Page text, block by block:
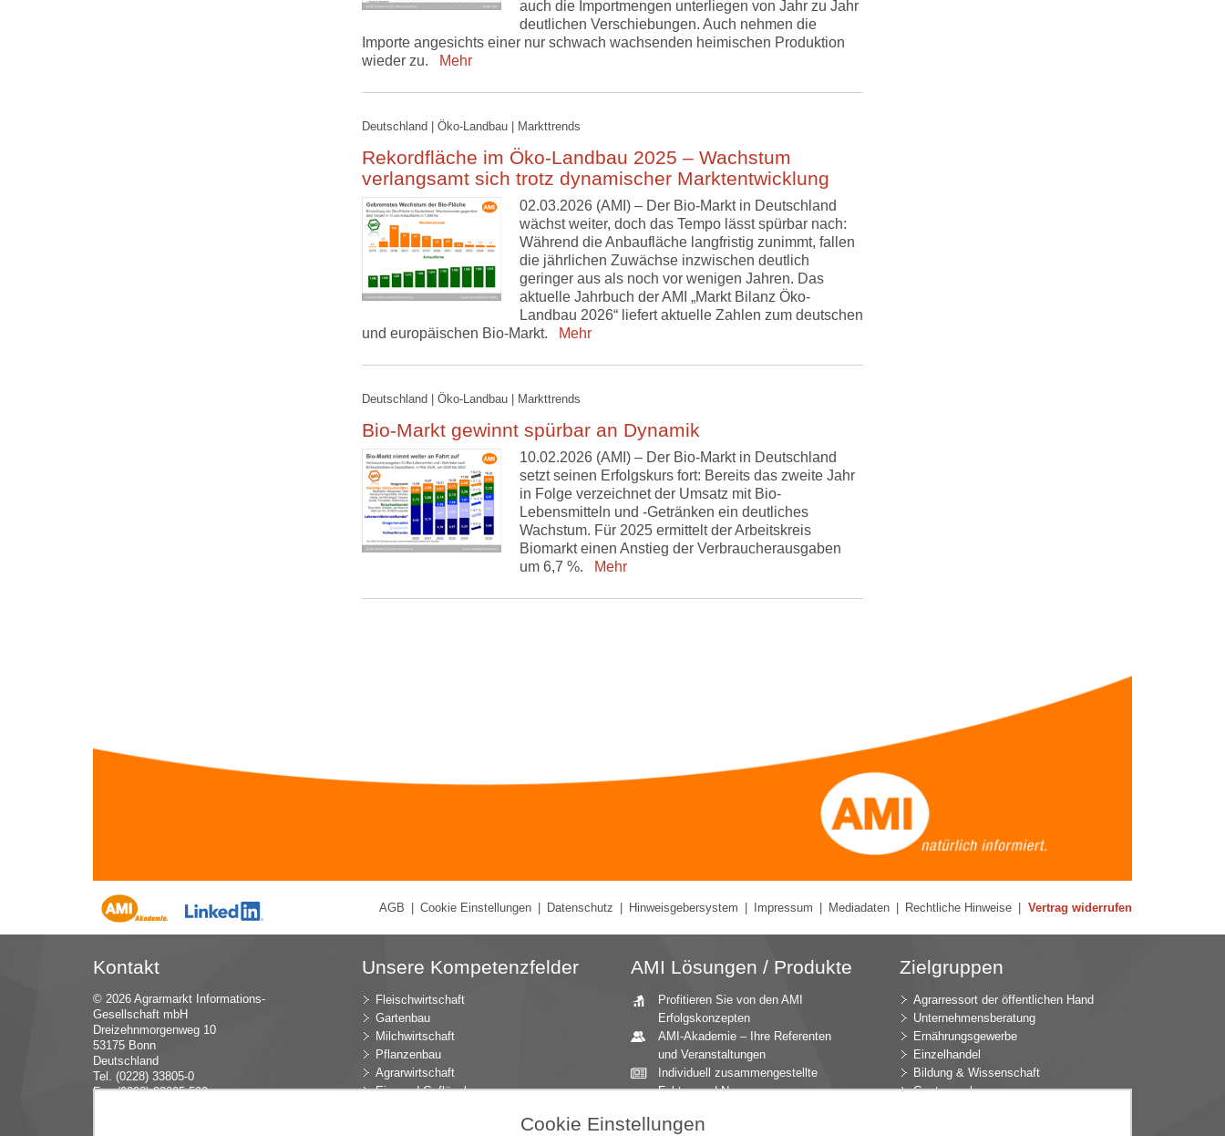
auch die Importmengen unterliegen von Jahr zu Jahr
deutlichen Verschiebungen. Auch nehmen die
Importe angesichts einer nur schwach wachsenden heimischen Produktion
wieder zu.
Mehr
Deutschland | Öko-Landbau | Markttrends
Rekordfläche im Öko-Landbau 2025 – Wachstum
verlangsamt sich trotz dynamischer Marktentwicklung
02.03.2026 (AMI) – Der Bio-Markt in Deutschland
wächst weiter, doch das Tempo lässt spürbar nach:
Während die Anbaufläche langfristig zunimmt, fallen
die jährlichen Zuwächse inzwischen deutlich
geringer aus als noch vor wenigen Jahren. Das
aktuelle Jahrbuch der AMI „Markt Bilanz Öko-
Landbau 2026“ liefert aktuelle Zahlen zum deutschen
und europäischen Bio-Markt.
Mehr
Deutschland | Öko-Landbau | Markttrends
Bio-Markt gewinnt spürbar an Dynamik
10.02.2026 (AMI) – Der Bio-Markt in Deutschland
setzt seinen Erfolgskurs fort: Bereits das zweite Jahr
in Folge verzeichnet der Umsatz mit Bio-
Lebensmitteln und -Getränken ein deutliches
Wachstum. Für 2025 ermittelt der Arbeitskreis
Biomarkt einen Anstieg der Verbraucherausgaben
um 6,7 %.
Mehr
AGB Cookie Einstellungen Datenschutz Hinweisgebersystem Impressum Mediadaten Rechtliche Hinweise Vertrag widerrufen
Kontakt
© 2026 Agrarmarkt Informations-
Gesellschaft mbH
Dreizehnmorgenweg 10
53175 Bonn
Deutschland
Tel. (0228) 33805-0
Fax (0228) 33805-592
Unsere Kompetenzfelder
Fleischwirtschaft
Gartenbau
Milchwirtschaft
Pflanzenbau
Agrarwirtschaft
Eier und Geflügel
AMI Lösungen / Produkte
Profitieren Sie von den AMI
Erfolgskonzepten
AMI-Akademie – Ihre Referenten
und Veranstaltungen
Individuell zusammengestellte
Fakten und News
Marktexperten
Zielgruppen
Agrarressort der öffentlichen Hand
Unternehmensberatung
Ernährungsgewerbe
Einzelhandel
Bildung & Wissenschaft
Gastgewerbe
Cookie Einstellungen